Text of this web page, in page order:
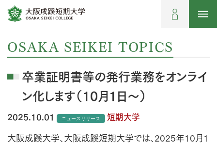
OSAKA SEIKEI TOPICS
卒業証明書等の発行業務をオンライ
ン化します（10月1日～）
2025.10.01 ニュースリリース 短期大学
大阪成蹊大学、大阪成蹊短期大学では、2025年10月1